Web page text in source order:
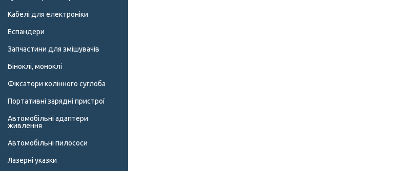
Кабелі для електроніки
Еспандери
Запчастини для змішувачів
Біноклі, моноклі
Фіксатори колінного суглоба
Портативні зарядні пристрої
Автомобільні адаптери
живлення
Автомобільні пилососи
Лазерні указки